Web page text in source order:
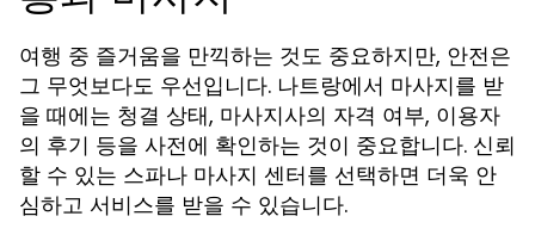
여행 중 즐거움을 만끽하는 것도 중요하지만, 안전은
그 무엇보다도 우선입니다. 나트랑에서 마사지를 받
을 때에는 청결 상태, 마사지사의 자격 여부, 이용자
의 후기 등을 사전에 확인하는 것이 중요합니다. 신뢰
할 수 있는 스파나 마사지 센터를 선택하면 더욱 안
심하고 서비스를 받을 수 있습니다.